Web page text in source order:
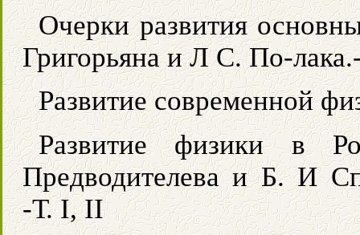
Очерки развития
Григорьяна и Л С. По-
Развитие современной
Развитие физики в
Предводителева и Б. И
-Т. I, II